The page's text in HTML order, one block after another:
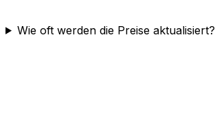
Wie oft werden die Preise aktualisiert?